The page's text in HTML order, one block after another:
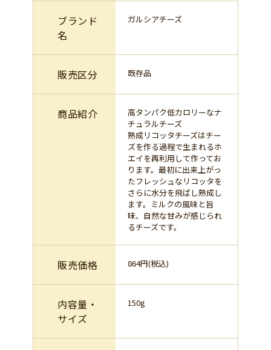
ブランド
名
ガルシアチーズ
販売区分 既存品
商品紹介
高タンパク低カロリーなナ
チュラルチーズ
熟成リコッタチーズはチー
ズを作る過程で生まれるホ
エイを再利用して作ってお
ります。最初に出来上がっ
たフレッシュなリコッタを
さらに水分を飛ばし熟成し
ます。ミルクの風味と旨
味、自然な甘みが感じられ
るチーズです。
販売価格 864円(税込)
内容量・
サイズ
150g